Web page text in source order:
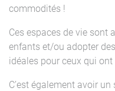
commodités !
Ces espaces de vie sont
enfants et/ou adopter
idéales pour ceux qui
C’est également avoir